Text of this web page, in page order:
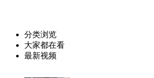
分类浏览
大家都在看
最新视频